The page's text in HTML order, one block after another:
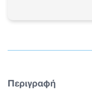
Περιγραφή